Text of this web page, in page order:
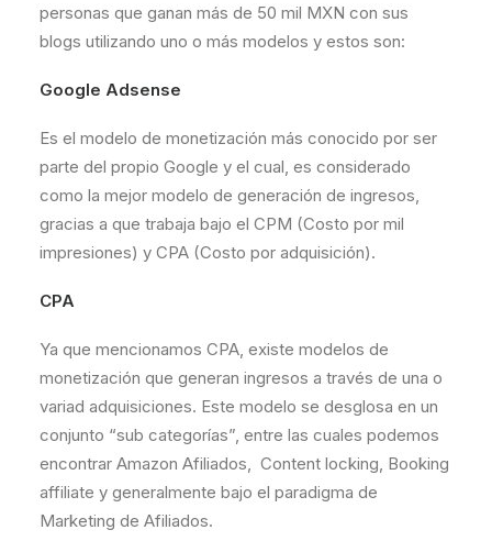
personas que ganan más de 50 mil MXN con sus
blogs utilizando uno o más modelos y estos son:
Google Adsense
Es el modelo de monetización más conocido por ser
parte del propio Google y el cual, es considerado
como la mejor modelo de generación de ingresos,
gracias a que trabaja bajo el CPM (Costo por mil
impresiones) y CPA (Costo por adquisición).
CPA
Ya que mencionamos CPA, existe modelos de
monetización que generan ingresos a través de una o
variad adquisiciones. Este modelo se desglosa en un
conjunto “sub categorías”, entre las cuales podemos
encontrar Amazon Afiliados, Content locking, Booking
affiliate y generalmente bajo el paradigma de
Marketing de Afiliados.